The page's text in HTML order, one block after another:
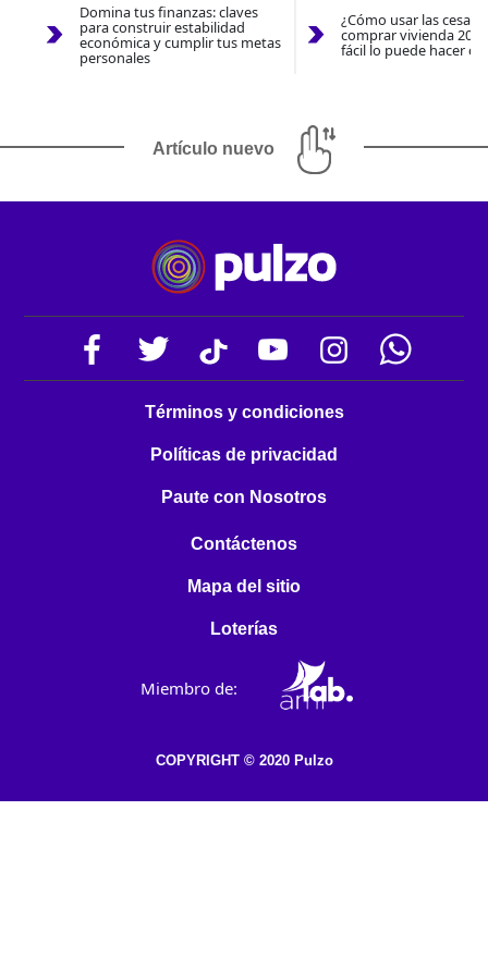
Domina tus finanzas: claves
para construir estabilidad
económica y cumplir tus metas
personales
¿Cómo usar las
comprar vivienda
fácil lo puede hacer
Artículo nuevo
Términos y condiciones
Políticas de privacidad
Paute con Nosotros
Contáctenos
Mapa del sitio
Loterías
Miembro de:
COPYRIGHT © 2020 Pulzo